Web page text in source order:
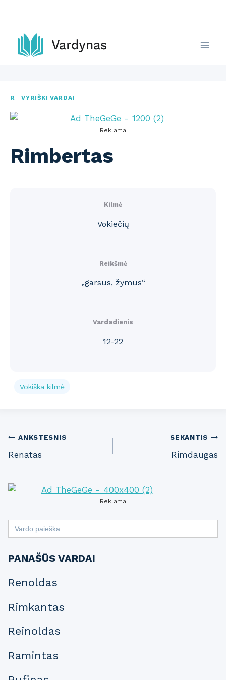
content
R |VYRIŠKI VARDAI
Reklama
Rimbertas
Kilmė
Vokiečių
Reikšmė
„garsus, žymus“
Vardadienis
12-22
Vokiška kilmė
Post
navigation
ANKSTESNIS
Renatas
SEKANTIS
Rimdaugas
Reklama
Search
for:
PANAŠŪS VARDAI
Renoldas
Rimkantas
Reinoldas
Ramintas